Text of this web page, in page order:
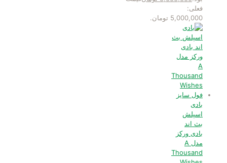
فعلی:
5,000,000 تومان.
بادی
اسپلش
بث اند
بادی ورکز
مدل A
Thousand